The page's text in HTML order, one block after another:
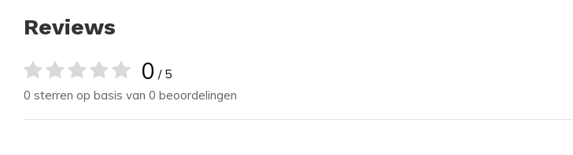
Reviews
0 / 5
0 sterren op basis van 0 beoordelingen